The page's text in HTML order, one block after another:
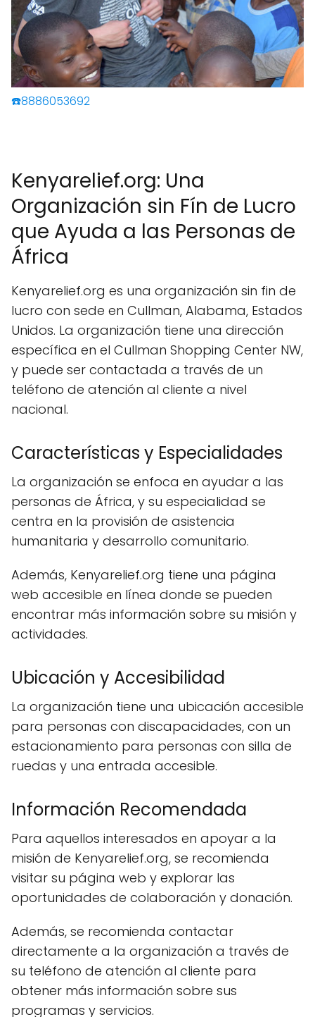
☎️8886053692
Kenyarelief.org: Una
Organización sin Fín de Lucro
que Ayuda a las Personas de
África
Kenyarelief.org es una organización sin fin de
lucro con sede en Cullman, Alabama, Estados
Unidos. La organización tiene una dirección
específica en el Cullman Shopping Center NW,
y puede ser contactada a través de un
teléfono de atención al cliente a nivel
nacional.
Características y Especialidades
La organización se enfoca en ayudar a las
personas de África, y su especialidad se
centra en la provisión de asistencia
humanitaria y desarrollo comunitario.
Además, Kenyarelief.org tiene una página
web accesible en línea donde se pueden
encontrar más información sobre su misión y
actividades.
Ubicación y Accesibilidad
La organización tiene una ubicación accesible
para personas con discapacidades, con un
estacionamiento para personas con silla de
ruedas y una entrada accesible.
Información Recomendada
Para aquellos interesados en apoyar a la
misión de Kenyarelief.org, se recomienda
visitar su página web y explorar las
oportunidades de colaboración y donación.
Además, se recomienda contactar
directamente a la organización a través de
su teléfono de atención al cliente para
obtener más información sobre sus
programas y servicios.